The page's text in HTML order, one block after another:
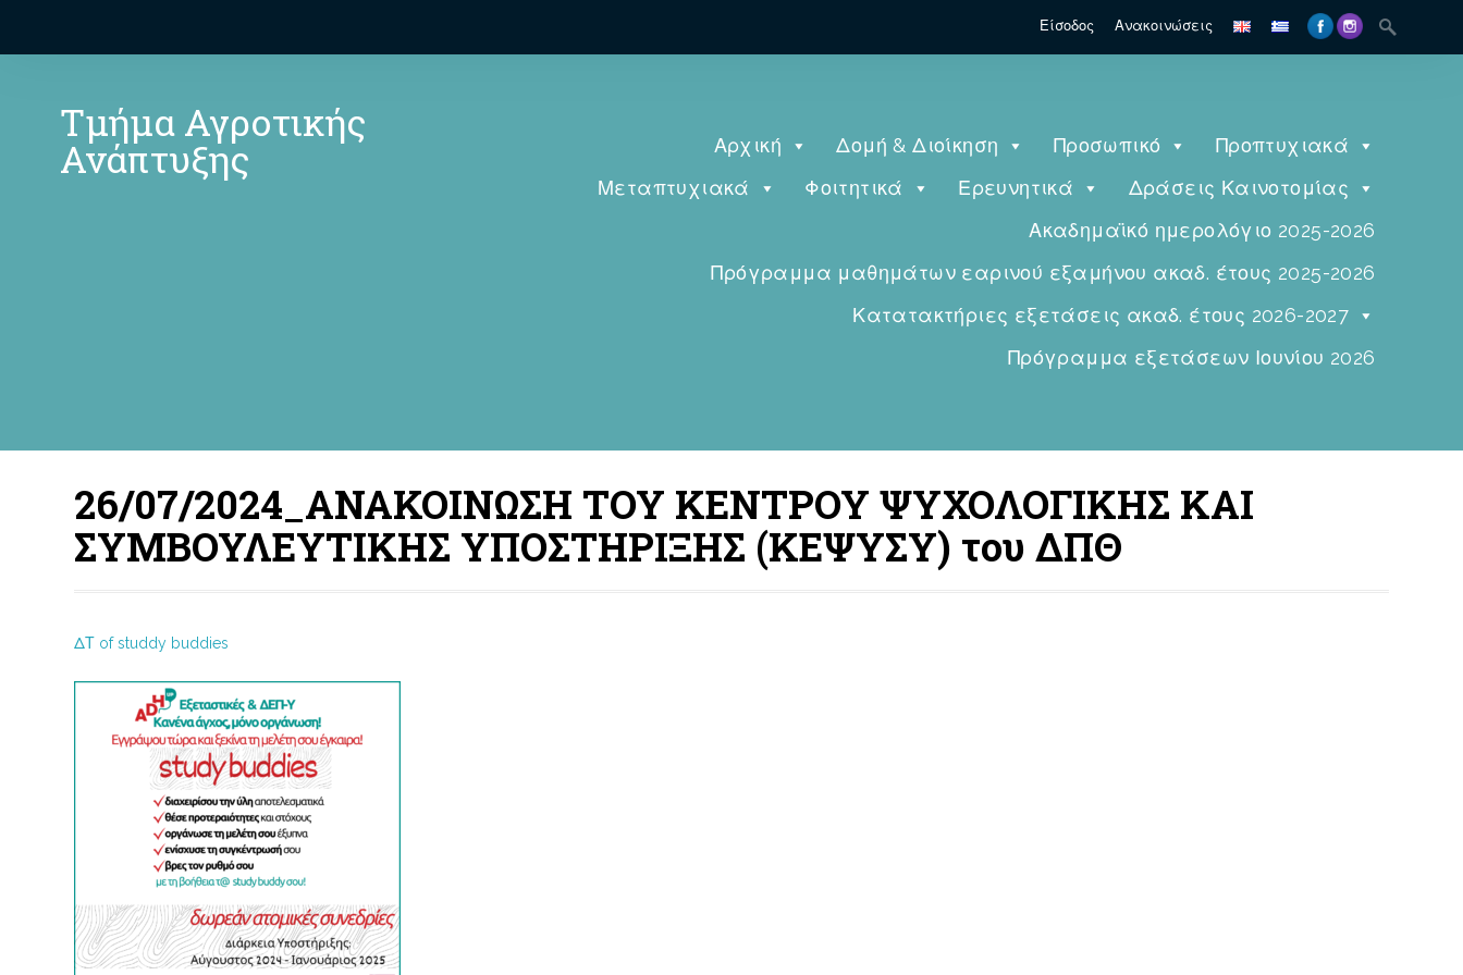
Είσοδος Ανακοινώσεις
Τμήμα Αγροτικής
Ανάπτυξης Αρχική Δομή & Διοίκηση Προσωπικό
Προπτυχιακά
Μεταπτυχιακά
Φοιτητικά Ερευνητικά
Δράσεις Καινοτομίας
Ακαδημαϊκό ημερολόγιο 2025-2026
Πρόγραμμα μαθημάτων εαρινού εξαμήνου ακαδ. έτους 2025-2026
Κατατακτήριες εξετάσεις ακαδ. έτους 2026-2027
Πρόγραμμα εξετάσεων Ιουνίου 2026
26/07/2024_ΑΝΑΚΟΙΝΩΣΗ ΤΟΥ ΚΕΝΤΡΟΥ ΨΥΧΟΛΟΓΙΚΗΣ ΚΑΙ
ΣΥΜΒΟΥΛΕΥΤΙΚΗΣ ΥΠΟΣΤΗΡΙΞΗΣ (ΚΕΨΥΣΥ) του ΔΠΘ
ΔΤ of studdy buddies